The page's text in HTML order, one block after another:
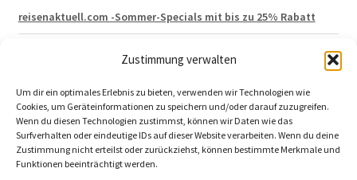
Zustimmung verwalten
Um dir ein optimales Erlebnis zu bieten, verwenden wir Technologien wie
Cookies, um Geräteinformationen zu speichern und/oder darauf zuzugreifen.
Wenn du diesen Technologien zustimmst, können wir Daten wie das
Surfverhalten oder eindeutige IDs auf dieser Website verarbeiten. Wenn du deine
Zustimmung nicht erteilst oder zurückziehst, können bestimmte Merkmale und
Funktionen beeinträchtigt werden.
reisenaktuell.com -Sommer-Specials mit bis zu 25% Rabatt